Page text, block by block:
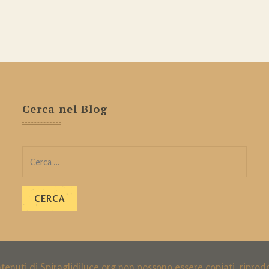
Cerca nel Blog